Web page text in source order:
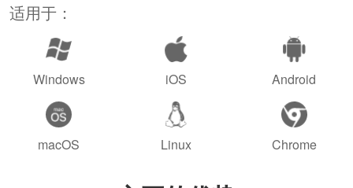
适用于：
Windows iOS Android
macOS Linux Chrome